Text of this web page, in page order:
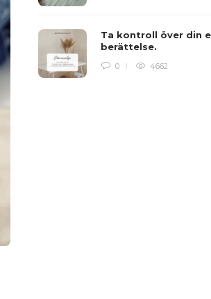
Ta kontroll över din
berättelse.
0 4662